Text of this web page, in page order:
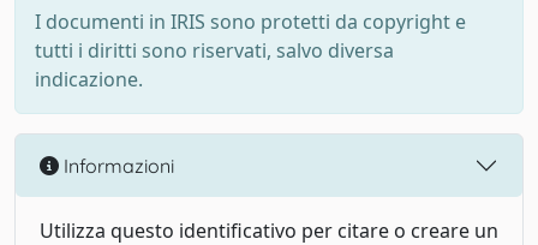
I documenti in IRIS sono protetti da copyright e
tutti i diritti sono riservati, salvo diversa
indicazione.
Informazioni
Utilizza questo identificativo per citare o creare un